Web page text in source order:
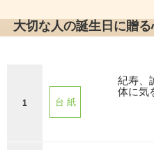
大切な人の誕生日に贈
1 台 紙
紀寿、
体に気